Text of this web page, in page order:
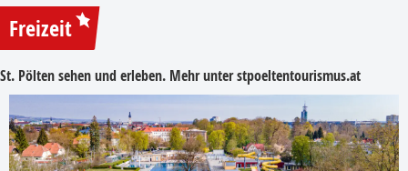
Freizeit
St. Pölten sehen und erleben. Mehr unterstpoeltentourismus.at